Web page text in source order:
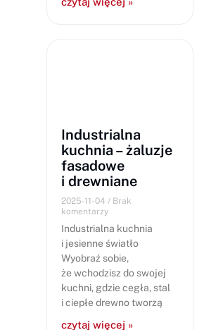
Industrialna
kuchnia – żaluzje
fasadowe
i drewniane
2025-11-04
Brak
komentarzy
Industrialna kuchnia
i jesienne światło
Wyobraź sobie,
że wchodzisz do swojej
kuchni, gdzie cegła, stal
i ciepłe drewno tworzą
czytaj więcej »